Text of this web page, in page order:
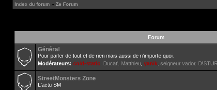
Index du forum » Ze Forum
Forum
Général
Pour parler de tout et de rien mais aussi de n'importe quoi.
Modérateurs: cold-static Ducat' Matthieu yanik seigneur vador,
StreetMonsters Zone
L'actu SM